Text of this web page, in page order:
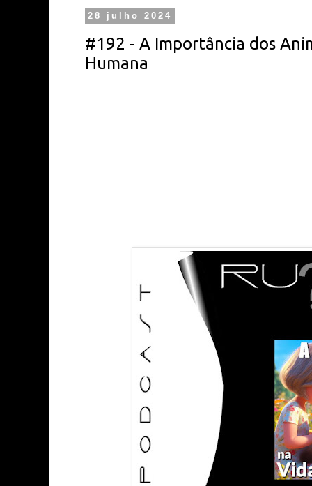
28 julho 2024
#192 - A Importância dos
Humana